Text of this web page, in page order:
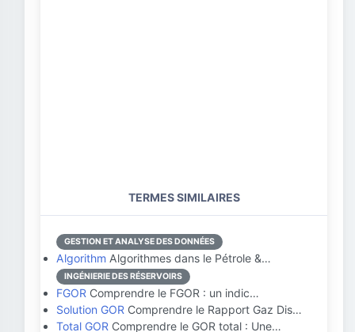
TERMES SIMILAIRES
GESTION ET ANALYSE DES DONNÉES
Algorithm Algorithmes dans le Pétrole &…
INGÉNIERIE DES RÉSERVOIRS
FGOR Comprendre le FGOR : un indic…
Solution GOR Comprendre le Rapport Gaz Dis…
Total GOR Comprendre le GOR total : Une…